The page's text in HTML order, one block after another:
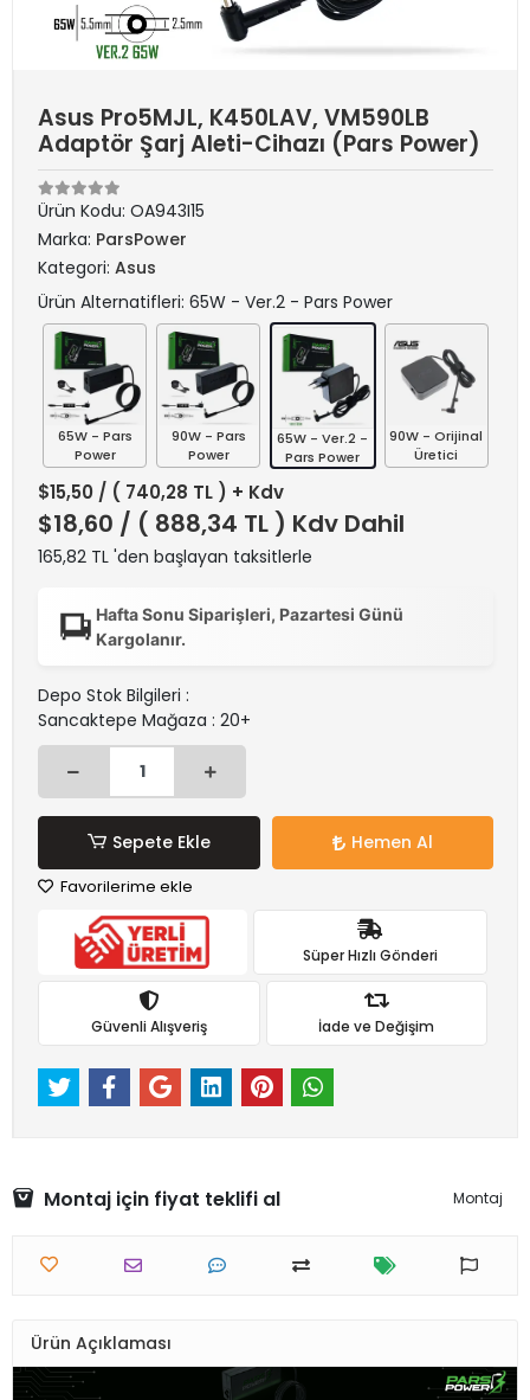
Asus Pro5MJL, K450LAV, VM590LB
Adaptör Şarj Aleti-Cihazı (Pars Power)
Ürün Kodu: OA943I15
Marka: ParsPower
Kategori: Asus
Ürün Alternatifleri: 65W - Ver.2 - Pars Power
65W - Pars
Power
90W - Pars
Power
65W - Ver.2 -
Pars Power
90W - Orijinal
Üretici
$15,50 / ( 740,28 TL ) + Kdv
$18,60 / ( 888,34 TL ) Kdv Dahil
165,82 TL 'den başlayan taksitlerle
Hafta Sonu Siparişleri, Pazartesi Günü
Kargolanır.
Depo Stok Bilgileri :
Sancaktepe Mağaza : 20+
Sepete Ekle Hemen Al
Favorilerime ekle
Süper Hızlı Gönderi
Güvenli Alışveriş İade ve Değişim
Montaj için fiyat teklifi al Montaj
Ürün Açıklaması